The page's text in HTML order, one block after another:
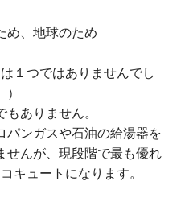
め、地球のため
１つではありませんでし
）
もありません。
パンガスや石油の給湯器を
せんが、現段階で最も優れ
キュートになります。